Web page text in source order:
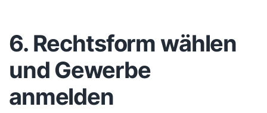
6. Rechtsform wählen
und Gewerbe
anmelden